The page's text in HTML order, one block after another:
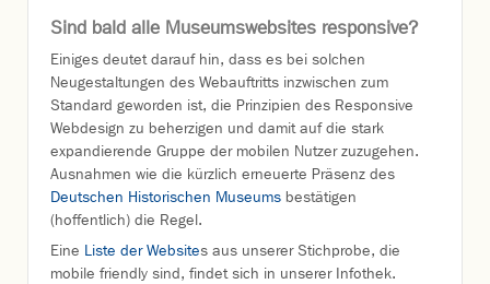
Sind bald alle Museumswebsites responsive?
Einiges deutet darauf hin, dass es bei solchen
Neugestaltungen des Webauftritts inzwischen zum
Standard geworden ist, die Prinzipien des Responsive
Webdesign zu beherzigen und damit auf die stark
expandierende Gruppe der mobilen Nutzer zuzugehen.
Ausnahmen wie die kürzlich erneuerte Präsenz des
Deutschen Historischen Museums bestätigen
(hoffentlich) die Regel.
Eine Liste der Websites aus unserer Stichprobe, die
mobile friendly sind, findet sich in unserer Infothek.